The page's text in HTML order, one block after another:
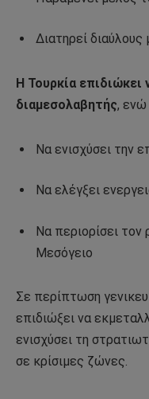
Διατηρεί
Η Τουρκία επιδιώκει
διαμεσολαβητής, ενώ
Να ενισχύσει την
Να ελέγξει
Να περιορίσει τον
Μεσόγειο
Σε περίπτωση
επιδιώξει να
ενισχύσει τη
σε κρίσιμες ζώνες.